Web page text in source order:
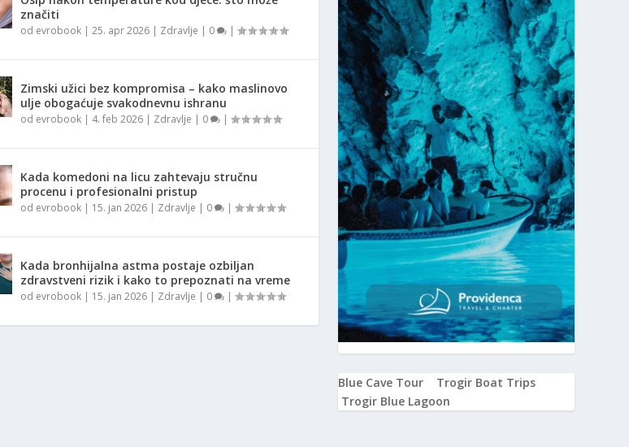
značiti
od evrobook| 25. apr 2026| Zdravlje | 0 |
Zimski užici bez kompromisa – kako maslinovo
ulje obogaćuje svakodnevnu ishranu
od evrobook| 4. feb 2026| Zdravlje | 0 |
Kada komedoni na licu zahtevaju stručnu
procenu i profesionalni pristup
od evrobook| 15. jan 2026| Zdravlje | 0 |
Kada bronhijalna astma postaje ozbiljan
zdravstveni rizik i kako to prepoznati na vreme
od evrobook| 15. jan 2026| Zdravlje | 0 |
Blue Cave Tour
Trogir Boat Trips
Trogir Blue Lagoon